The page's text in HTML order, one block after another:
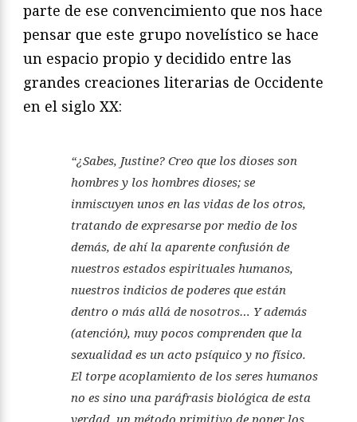
parte de ese convencimiento que nos hace
pensar que este grupo novelístico se hace
un espacio propio y decidido entre las
grandes creaciones literarias de Occidente
en el siglo XX:
“¿Sabes, Justine? Creo que los dioses son
hombres y los hombres dioses; se
inmiscuyen unos en las vidas de los otros,
tratando de expresarse por medio de los
demás, de ahí la aparente confusión de
nuestros estados espirituales humanos,
nuestros indicios de poderes que están
dentro o más allá de nosotros… Y además
(atención), muy pocos comprenden que la
sexualidad es un acto psíquico y no físico.
El torpe acoplamiento de los seres humanos
no es sino una paráfrasis biológica de esta